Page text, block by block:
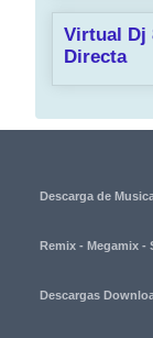
Virtual Dj
Directa
Descarga de
Remix - Megamix -
Descargas